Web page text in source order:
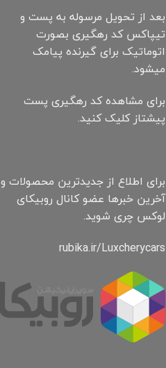
بعد از تحویل مرسوله به پست و
تیپاکس کد رهگیری بصورت
اتوماتیک برای گیرنده پیامک
میشود.
برای مشاهده کد رهگیری پست
پیشتاز کلیک کنید.
برای اطلاع از جدیدترین محصولات و
آخرین خبرها عضو کانال روبیکای
لوکس چری شوید.
rubika.ir/Luxcherycars